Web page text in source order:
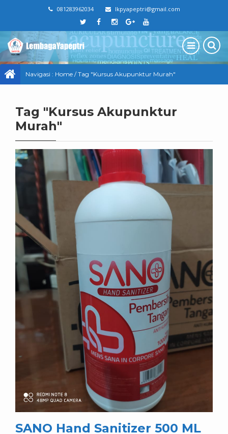
081283962034 lkpyapeptri@gmail.com
Navigasi : Home /Tag "Kursus Akupunktur Murah"
Tag "Kursus Akupunktur
Murah"
SANO Hand Sanitizer 500 ML